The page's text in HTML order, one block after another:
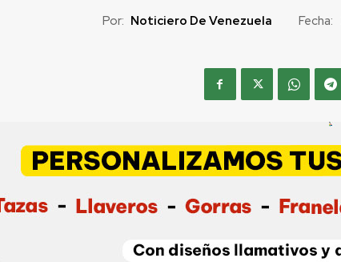
Por: Noticiero De Venezuela Fecha: